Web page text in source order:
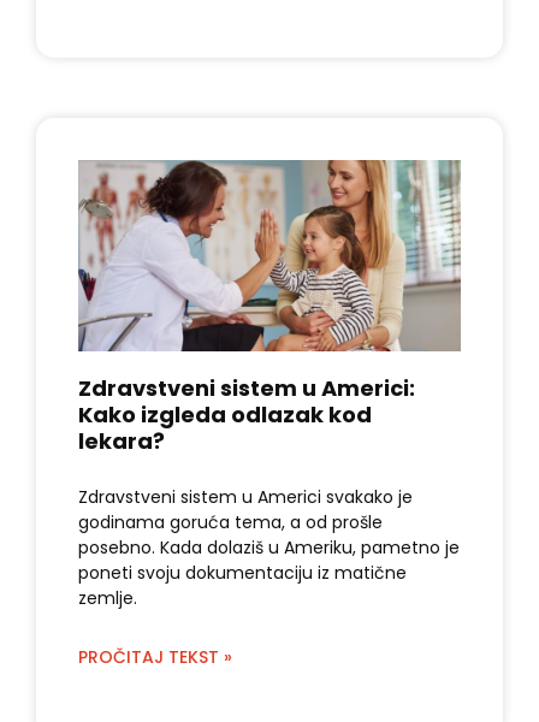
Zdravstveni sistem u Americi:
Kako izgleda odlazak kod
lekara?
Zdravstveni sistem u Americi svakako je
godinama goruća tema, a od prošle
posebno. Kada dolaziš u Ameriku, pametno je
poneti svoju dokumentaciju iz matične
zemlje.
PROČITAJ TEKST »